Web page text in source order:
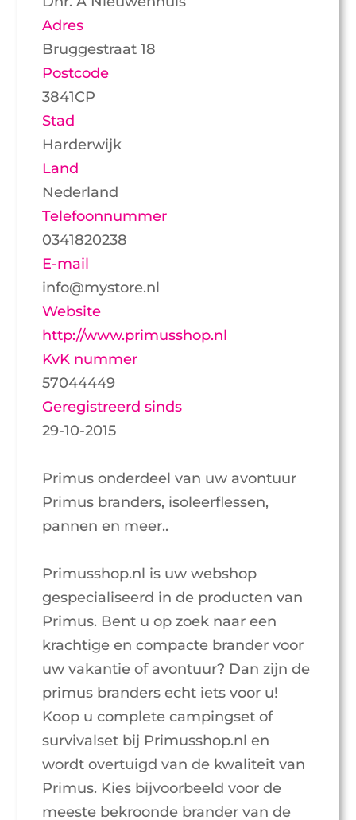
Adres
Bruggestraat 18
Postcode
3841CP
Stad
Harderwijk
Land
Nederland
Telefoonnummer
0341820238
E-mail
info@mystore.nl
Website
http://www.primusshop.nl
KvK nummer
57044449
Geregistreerd sinds
29-10-2015
Primus onderdeel van uw avontuur
Primus branders, isoleerflessen,
pannen en meer..
Primusshop.nl is uw webshop
gespecialiseerd in de producten van
Primus. Bent u op zoek naar een
krachtige en compacte brander voor
uw vakantie of avontuur? Dan zijn de
primus branders echt iets voor u!
Koop u complete campingset of
survivalset bij Primusshop.nl en
wordt overtuigd van de kwaliteit van
Primus. Kies bijvoorbeeld voor de
meeste bekroonde brander van de